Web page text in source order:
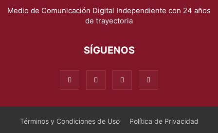
Medio de Comunicación Digital Independiente con 24 años
de trayectoria
SÍGUENOS
Términos y Condiciones de Uso Política de Privacidad